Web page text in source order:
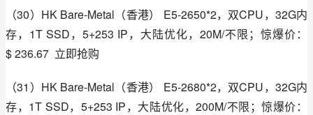
（30）HK Bare-Metal（香港） E5-2650*2，双CPU，32G内
存，1T SSD，5+253 IP，大陆优化，20M/不限；惊爆价：
$ 236.67  立即抢购
（31）HK Bare-Metal（香港） E5-2680*2，双CPU，32G内
存，1T SSD，5+253 IP，大陆优化，200M/不限；惊爆价：